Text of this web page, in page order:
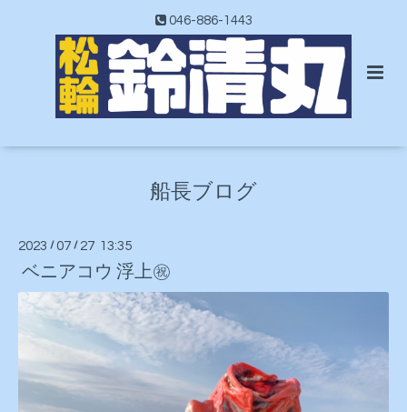
046-886-1443
船長ブログ
2023 / 07 / 27 13:35
ベニアコウ 浮上㊗️